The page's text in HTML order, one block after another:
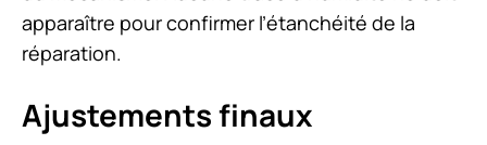
apparaître pour confirmer l’étanchéité de la
réparation.
Ajustements finaux